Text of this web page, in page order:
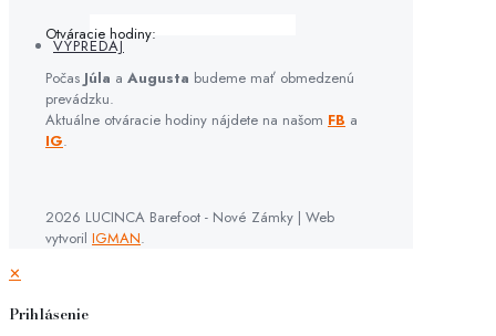
VÝPREDAJ
Otváracie hodiny:
Počas Júla a Augusta budeme mať obmedzenú
prevádzku.
Aktuálne otváracie hodiny nájdete na našom FB a
IG.
2026 LUCINCA Barefoot - Nové Zámky | Web
vytvoril IGMAN.
✕
Prihlásenie